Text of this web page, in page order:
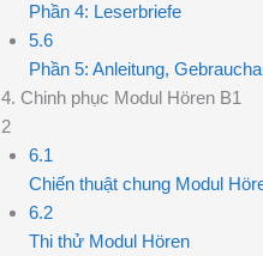
Phần 4: Leserbriefe
5.6
Phần 5: Anleitung,
4. Chinh phục Modul Hören B1
2
6.1
Chiến thuật chung Modul
6.2
Thi thử Modul Hören